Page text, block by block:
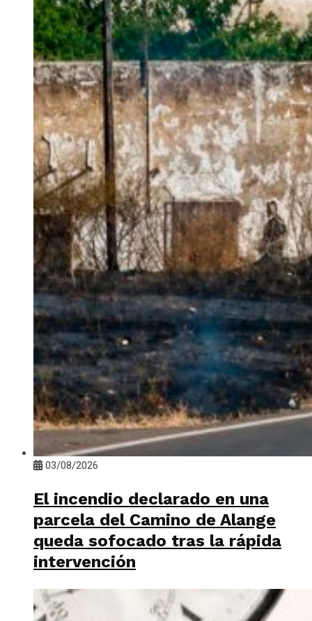
03/08/2026
El incendio declarado en una
parcela del Camino de Alange
queda sofocado tras la rápida
intervención